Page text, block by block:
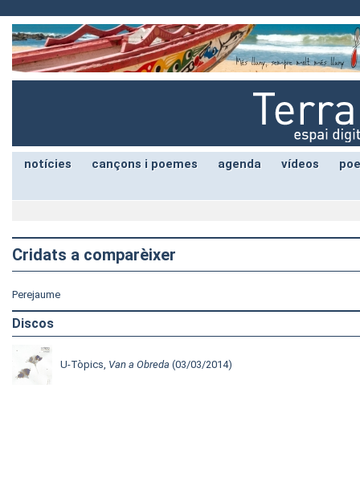
notícies cançons i poemes agenda vídeos
Cridats a comparèixer
Perejaume
Discos
U-Tòpics, Van a Obreda (03/03/2014)